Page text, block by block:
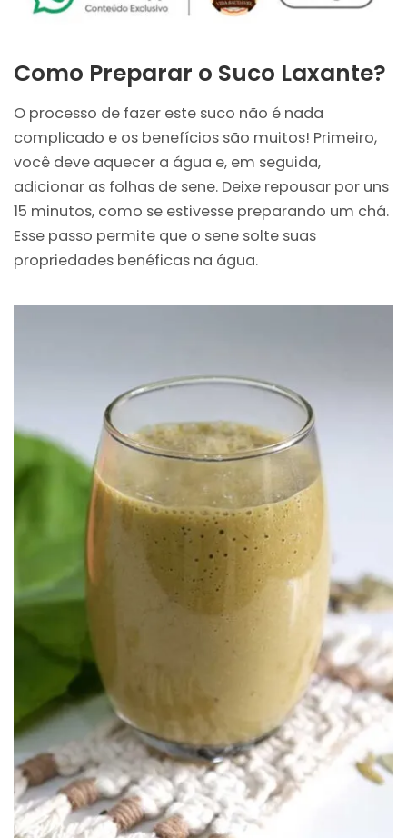
Como Preparar o Suco Laxante?
O processo de fazer este suco não é nada
complicado e os benefícios são muitos! Primeiro,
você deve aquecer a água e, em seguida,
adicionar as folhas de sene. Deixe repousar por uns
15 minutos, como se estivesse preparando um chá.
Esse passo permite que o sene solte suas
propriedades benéficas na água.